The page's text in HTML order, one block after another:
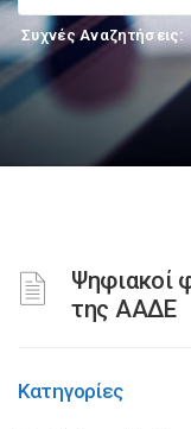
Συχνές Αναζητήσεις:
Ψηφιακοί
της ΑΑΔΕ
Κατηγορίες